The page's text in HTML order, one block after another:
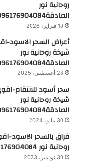
روحانية نور
الصادقة0096176904084
10 فبراير، 2026
أعراض السحر الاسود-
شيخة روحانية نور
الصادقة0096176904084
28 أغسطس، 2025
سحر أسود للانتقام-
شيخة روحانية نور
الصادقة0096176904084
30 مايو، 2024
فراق بالسحر الاسود-
روحانية نور 0096176904084
30 نوفمبر، 2023